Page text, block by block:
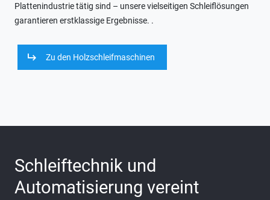
Plattenindustrie tätig sind – unsere vielseitigen Schleiflösungen
garantieren erstklassige Ergebnisse. .
Zu den Holzschleifmaschinen
Schleiftechnik und
Automatisierung vereint